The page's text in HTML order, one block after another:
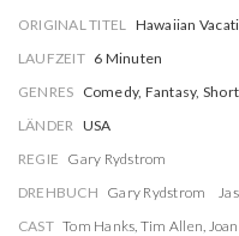
ORIGINAL TITEL Hawaiian
LAUFZEIT 6 Minuten
GENRES Comedy, Fantasy,
LÄNDER USA
REGIE Gary Rydstrom
DREHBUCH Gary Rydstrom
CAST Tom Hanks, Tim Allen,